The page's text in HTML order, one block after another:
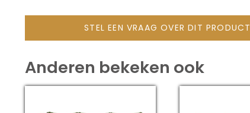
STEL EEN VRAAG OVER DIT PRODUCT
Anderen bekeken ook